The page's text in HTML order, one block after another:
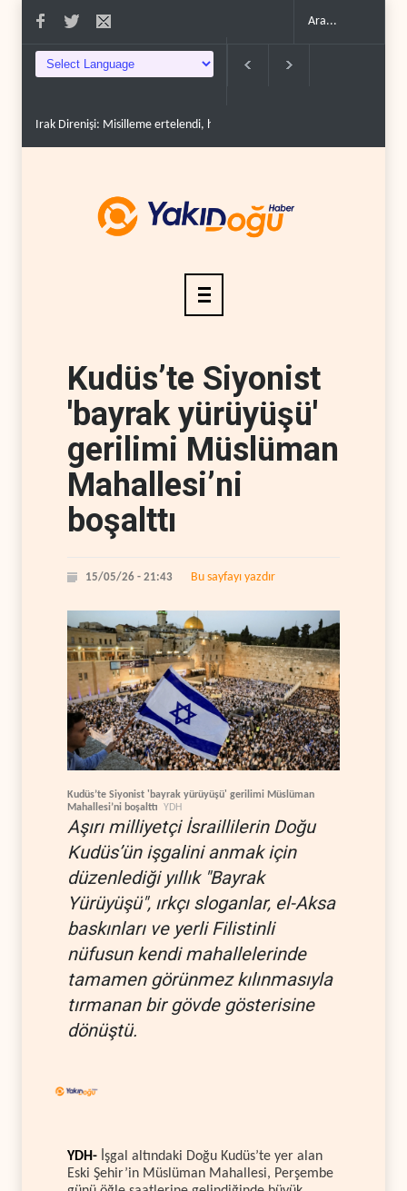
ertelendi, hesap kapanmadı..
Kudüs’te Siyonist
'bayrak yürüyüşü'
gerilimi Müslüman
Mahallesi’ni
boşalttı
15/05/26 - 21:43 Bu sayfayı yazdır
Kudüs’te Siyonist 'bayrak yürüyüşü' gerilimi Müslüman
Mahallesi’ni boşalttı YDH
Aşırı milliyetçi İsraillilerin Doğu
Kudüs’ün işgalini anmak için
düzenlediği yıllık "Bayrak
Yürüyüşü", ırkçı sloganlar, el-Aksa
baskınları ve yerli Filistinli
nüfusun kendi mahallelerinde
tamamen görünmez kılınmasıyla
tırmanan bir gövde gösterisine
dönüştü.
YDH- İşgal altındaki Doğu Kudüs’te yer alan
Eski Şehir’in Müslüman Mahallesi, Perşembe